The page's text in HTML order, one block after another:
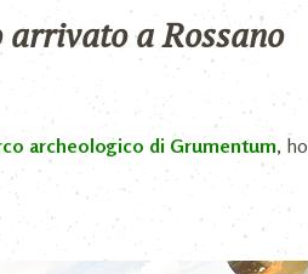
arrivato a Rossano
archeologico di Grumentum, ho